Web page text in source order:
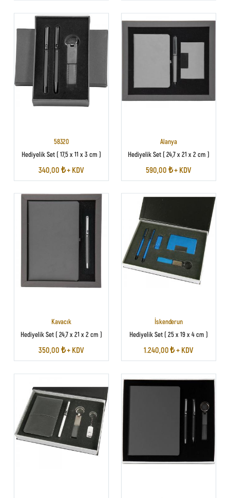
58320
Hediyelik Set ( 17,5 x 11 x 3 cm )
340,00 ₺ + KDV
Alanya
Hediyelik Set ( 24,7 x 21 x 2 cm )
590,00 ₺ + KDV
Kavacık
Hediyelik Set ( 24,7 x 21 x 2 cm )
350,00 ₺ + KDV
İskenderun
Hediyelik Set ( 25 x 19 x 4 cm )
1.240,00 ₺ + KDV